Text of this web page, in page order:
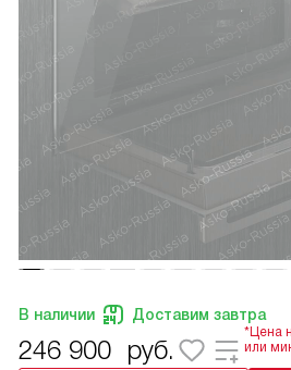
В наличии Доставим завтра
246 900 руб.
*Цена
или